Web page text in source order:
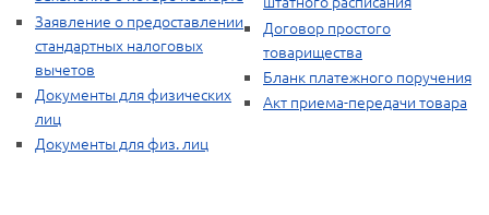
Заявление о предоставлении
стандартных налоговых
вычетов
Документы для физических
лиц
Документы для физ. лиц
Договор простого
товарищества
Бланк платежного поручения
Акт приема-передачи товара